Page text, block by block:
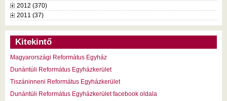
2012 (370)
2011 (37)
Kitekintő
Magyarországi Református Egyház
Dunántúli Református Egyházkerület
Tiszáninneni Református Egyházkerület
Dunántúli Református Egyházkerület facebook oldala